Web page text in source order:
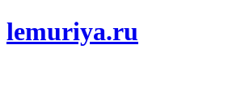
lemuriya.ru